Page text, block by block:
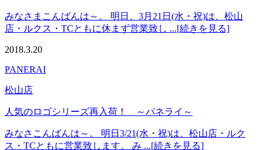
みなさまこんばんは～。 明日、3月21日(水・祝)は、松山
店・ルクス・TCともに休まず営業致し ...[続きを見る]
2018.3.20
PANERAI
松山店
人気のロゴシリーズ再入荷！ ～パネライ～
みなさこんばんは～。 明日3/21(水・祝)は、松山店・ルク
ス・TCともに営業致します。 み ...[続きを見る]